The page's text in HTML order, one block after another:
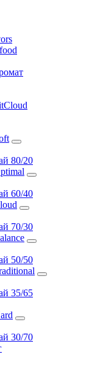
80/20
60/40
70/30
50/50
35/65
30/70